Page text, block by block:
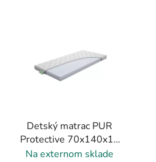
Detský matrac PUR
Protective 70x140x10
cm
Na externom sklade